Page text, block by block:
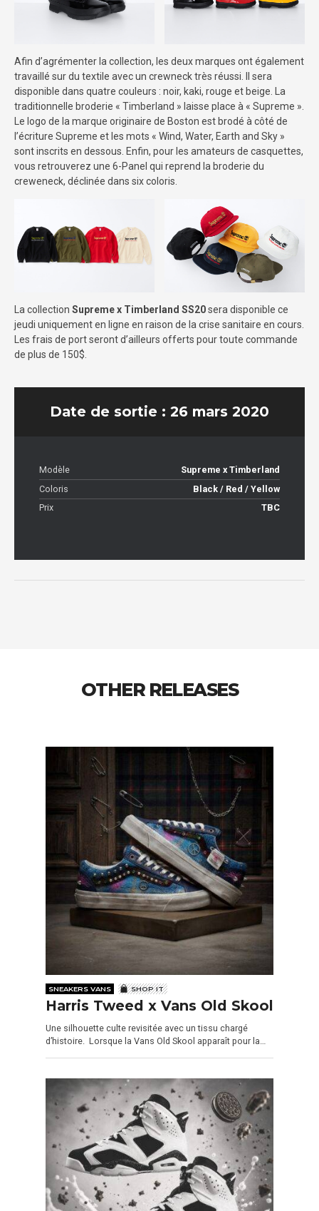
Afin d’agrémenter la collection, les deux marques ont également
travaillé sur du textile avec un crewneck très réussi. Il sera
disponible dans quatre couleurs : noir, kaki, rouge et beige. La
traditionnelle broderie « Timberland » laisse place à « Supreme ».
Le logo de la marque originaire de Boston est brodé à côté de
l’écriture Supreme et les mots « Wind, Water, Earth and Sky »
sont inscrits en dessous. Enfin, pour les amateurs de casquettes,
vous retrouverez une 6-Panel qui reprend la broderie du
creweneck, déclinée dans six coloris.
La collection Supreme x Timberland SS20sera disponible ce
jeudi uniquement en ligne en raison de la crise sanitaire en cours.
Les frais de port seront d’ailleurs offerts pour toute commande
de plus de 150$.
Date de sortie : 26 mars 2020
Modèle
Supreme x Timberland
Coloris
Black / Red / Yellow
Prix
TBC
OTHER RELEASES
SNEAKERS VANS SHOP IT
Harris Tweed x Vans Old Skool
Une silhouette culte revisitée avec un tissu chargé
d’histoire. Lorsque la Vans Old Skool apparaît pour la…